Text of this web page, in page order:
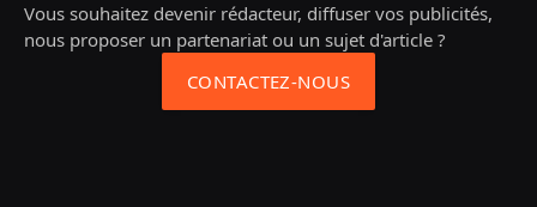
Vous souhaitez devenir rédacteur, diffuser vos publicités,
nous proposer un partenariat ou un sujet d'article ?
CONTACTEZ-NOUS